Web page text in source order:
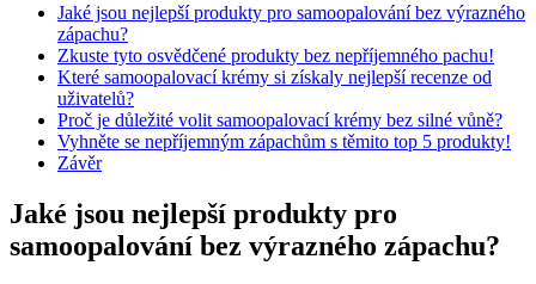
Jaké jsou nejlepší produkty pro samoopalování bez výrazného
zápachu?
Zkuste tyto osvědčené produkty bez nepříjemného pachu!
Které samoopalovací krémy si získaly nejlepší recenze od
uživatelů?
Proč je důležité volit samoopalovací krémy bez silné vůně?
Vyhněte se nepříjemným zápachům s těmito top 5 produkty!
Závěr
Jaké jsou nejlepší produkty pro
samoopalování bez výrazného zápachu?